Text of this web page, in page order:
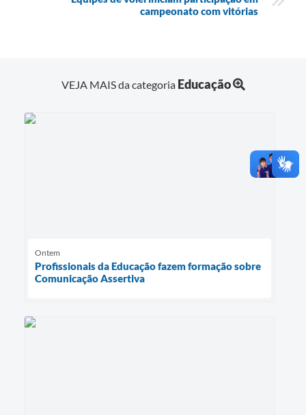
campeonato com vitórias
VEJA MAIS da categoria Educação
Ontem
Profissionais da Educação fazem formação sobre
Comunicação Assertiva